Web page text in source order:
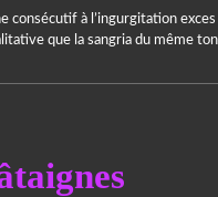
consécutif à l’ingurgitation exces
que la sangria du même ton